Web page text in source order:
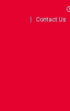
Contact Us